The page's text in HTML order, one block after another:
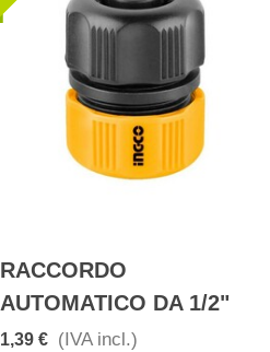
RACCORDO
AUTOMATICO DA 1/2"
1,39 € (IVA incl.)